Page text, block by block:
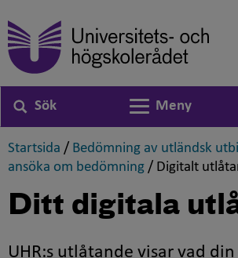
Sök
Växla navigering
Meny
Startsida ,
/ Bedömning av utländsk
ansöka om bedömning ,
/ Digitalt
Ditt digitala
UHR:s utlåtande visar vad